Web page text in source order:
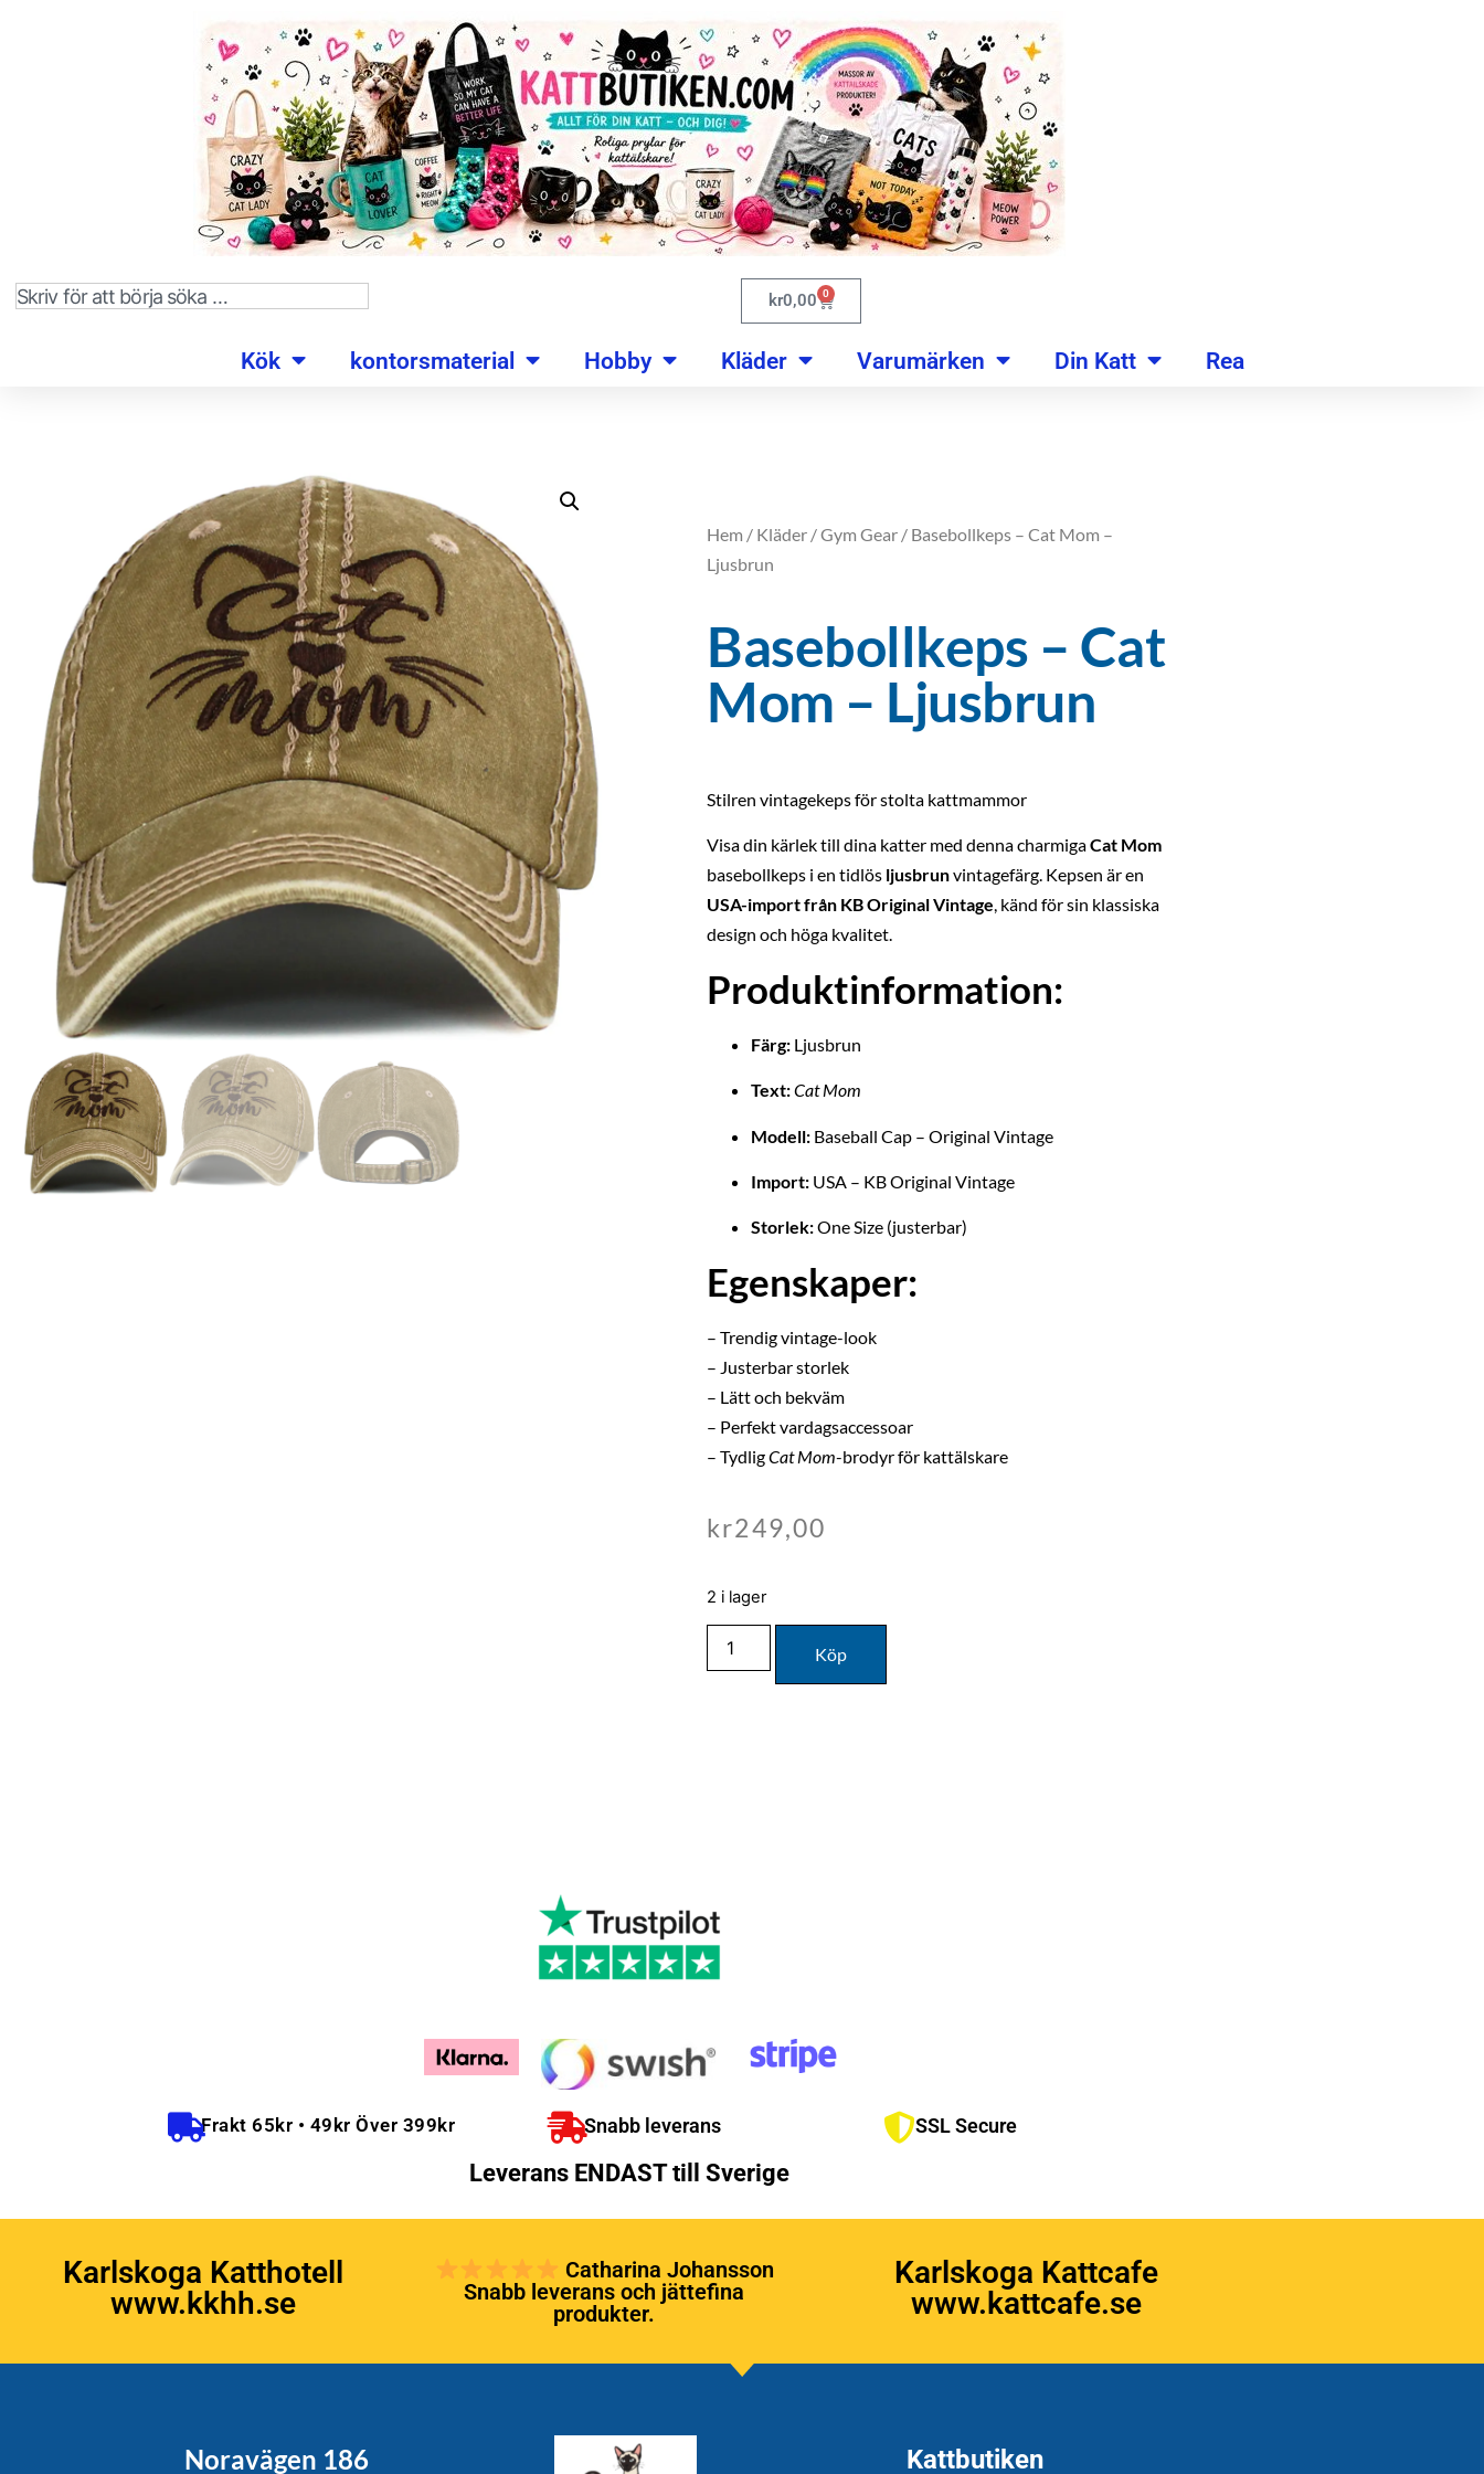
kr0,00 0
Kök kontorsmaterial Hobby Kläder Varumärken Din Katt Rea
Hem / Kläder /Gym Gear / Basebollkeps – Cat Mom –
Ljusbrun
Basebollkeps – Cat
Mom – Ljusbrun
Stilren vintagekeps för stolta kattmammor
Visa din kärlek till dina katter med denna charmigaCat Mom
basebollkeps i en tidlös ljusbrunvintagefärg. Kepsen är en
USA-import från KB Original Vintage, känd för sin klassiska
design och höga kvalitet.
Produktinformation:
Färg: Ljusbrun
Text:Cat Mom
Modell: Baseball Cap – Original Vintage
Import: USA – KB Original Vintage
Storlek:One Size (justerbar)
Egenskaper:
– Trendig vintage-look
– Justerbar storlek
– Lätt och bekväm
– Perfekt vardagsaccessoar
– TydligCat Mom-brodyr för kattälskare
kr249,00
2 i lager
Köp
Frakt 65kr • 49kr Över 399kr Snabb leverans SSL Secure
Leverans ENDAST till Sverige
Karlskoga Katthotell
www.kkhh.se
Catharina Johansson
Snabb leverans och jättefina
produkter.
Karlskoga Kattcafe
www.kattcafe.se
Noravägen 186
Kattbutiken